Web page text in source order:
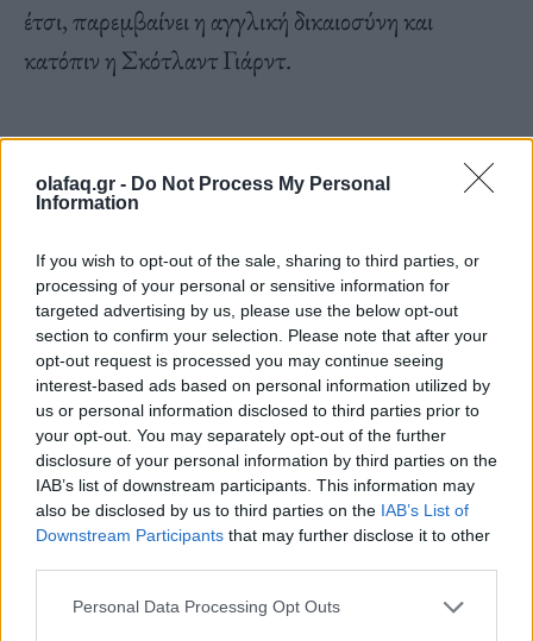
olafaq.gr - Do Not Process My Personal
Information
If you wish to opt-out of the sale, sharing to third parties, or
processing of your personal or sensitive information for
targeted advertising by us, please use the below opt-out
section to confirm your selection. Please note that after your
opt-out request is processed you may continue seeing
interest-based ads based on personal information utilized by
us or personal information disclosed to third parties prior to
your opt-out. You may separately opt-out of the further
disclosure of your personal information by third parties on the
IAB’s list of downstream participants. This information may
also be disclosed by us to third parties on the IAB’s List of
Downstream Participants that may further disclose it to other
Personal Data Processing Opt Outs
έτσι, παρεμβαίνει η αγγλική δικαιοσύνη και
κατόπιν η Σκότλαντ Γιάρντ.
10. Το 1979 μια, εμφανώς αλαφιασμένη από κόκα,
Belinda Carlisleκαι οι άλλες τέσσεριςGo-Go’s,
έσπευσαν να… διασκεδάσουν μαζί του. Kατόπιν
έβαλαν αφρό ξυρίσματος πάνω στο γυμνό του
κώλο με και προσπάθησαν να του κάνουν
κολονοσκόπηση με ένα μεγάλο dildo. Girls just
wanna have fun.